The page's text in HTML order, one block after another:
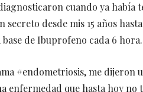
cuando ya
secreto desde mis 15 años
base de Ibuprofeno cada 6
#endometriosis, me dijeron
enfermedad que hasta hoy no